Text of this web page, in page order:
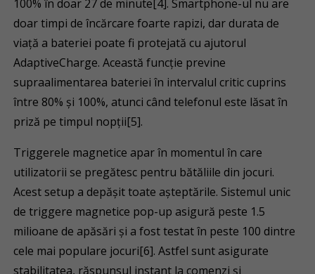
100% în doar 27 de minute[4]. Smartphone-ul nu are
doar timpi de încărcare foarte rapizi, dar durata de
viață a bateriei poate fi protejată cu ajutorul
AdaptiveCharge. Această funcție previne
supraalimentarea bateriei în intervalul critic cuprins
între 80% și 100%, atunci când telefonul este lăsat în
priză pe timpul nopții[5].
Triggerele magnetice apar în momentul în care
utilizatorii se pregătesc pentru bătăliile din jocuri.
Acest setup a depășit toate așteptările. Sistemul unic
de triggere magnetice pop-up asigură peste 1.5
milioane de apăsări și a fost testat în peste 100 dintre
cele mai populare jocuri[6]. Astfel sunt asigurate
stabilitatea, răspunsul instant la comenzi și